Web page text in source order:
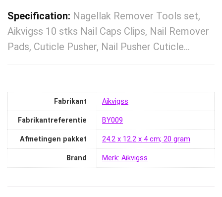
Specification: Nagellak Remover Tools set,
Aikvigss 10 stks Nail Caps Clips, Nail Remover
Pads, Cuticle Pusher, Nail Pusher Cuticle…
Fabrikant ‎Aikvigss
Fabrikantreferentie ‎BY009
Afmetingen pakket ‎24.2 x 12.2 x 4 cm; 20 gram
Brand Merk: Aikvigss